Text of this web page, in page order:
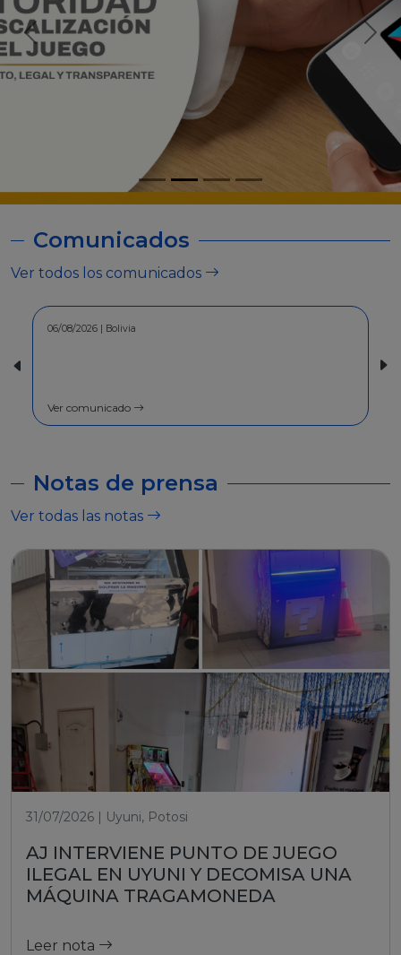
Comunicados
Ver todos los comunicados
30/07/2026 | Bolivia
Ver comunicado
Notas de prensa
Ver todas las notas
31/07/2026 | Uyuni, Potosi
AJ INTERVIENE PUNTO DE JUEGO
ILEGAL EN UYUNI Y DECOMISA UNA
MÁQUINA TRAGAMONEDA
Leer nota